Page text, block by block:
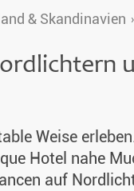
& Skandinavien
Weise
Hotel nahe
auf